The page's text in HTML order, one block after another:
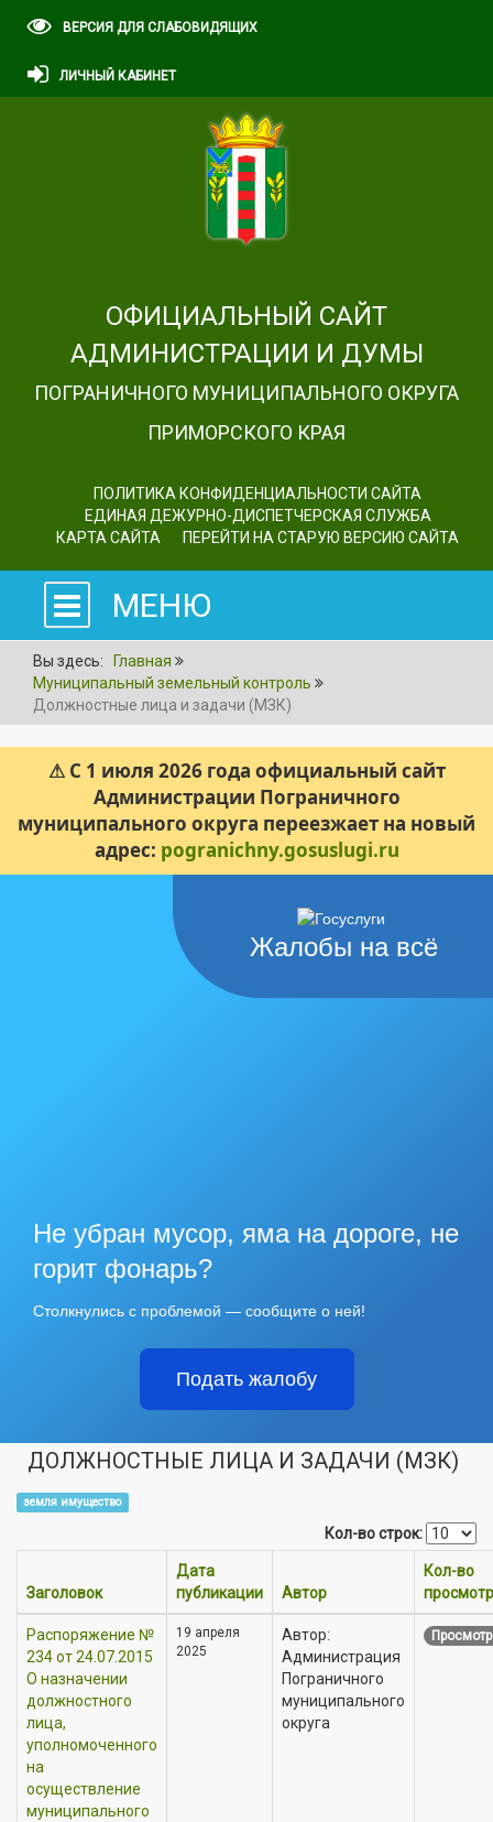
ВЕРСИЯ ДЛЯ СЛАБОВИДЯЩИХ
ЛИЧНЫЙ КАБИНЕТ
ОФИЦИАЛЬНЫЙ САЙТ
АДМИНИСТРАЦИИ И ДУМЫ
ПОГРАНИЧНОГО МУНИЦИПАЛЬНОГО ОКРУГА
ПРИМОРСКОГО КРАЯ
ПОЛИТИКА КОНФИДЕНЦИАЛЬНОСТИ САЙТА
ЕДИНАЯ ДЕЖУРНО-ДИСПЕТЧЕРСКАЯ СЛУЖБА
КАРТА САЙТА
ПЕРЕЙТИ НА СТАРУЮ ВЕРСИЮ САЙТА
МЕНЮ
Вы здесь:
Главная
Муниципальный земельный контроль
Должностные лица и задачи (МЗК)
⚠ С 1 июля 2026 года официальный сайт
Администрации Пограничного
муниципального округа переезжает на новый
адрес: pogranichny.gosuslugi.ru
Жалобы на всё
Не убран мусор, яма на дороге, не
горит фонарь?
Столкнулись с проблемой — сообщите о ней!
Подать жалобу
ДОЛЖНОСТНЫЕ ЛИЦА И ЗАДАЧИ (МЗК)
земля имущество
Кол-во строк:
Заголовок
Дата
публикации
Автор
Кол-во
Распоряжение №
234 от 24.07.2015
О назначении
должностного
лица,
уполномоченного
на
осуществление
муниципального
19 апреля
2025
Автор:
Администрация
Пограничного
муниципального
округа